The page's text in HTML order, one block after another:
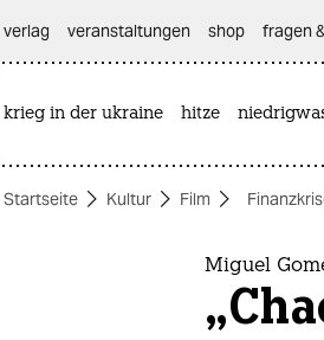
themen
verlag
veranstaltungen shop fragen
krieg in der ukraine hitze
Startseite Kultur Film
Miguel